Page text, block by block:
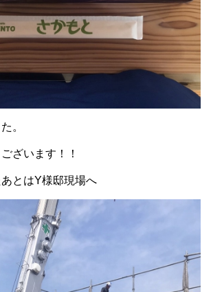
。
ざいます！！
とはY様邸現場へ